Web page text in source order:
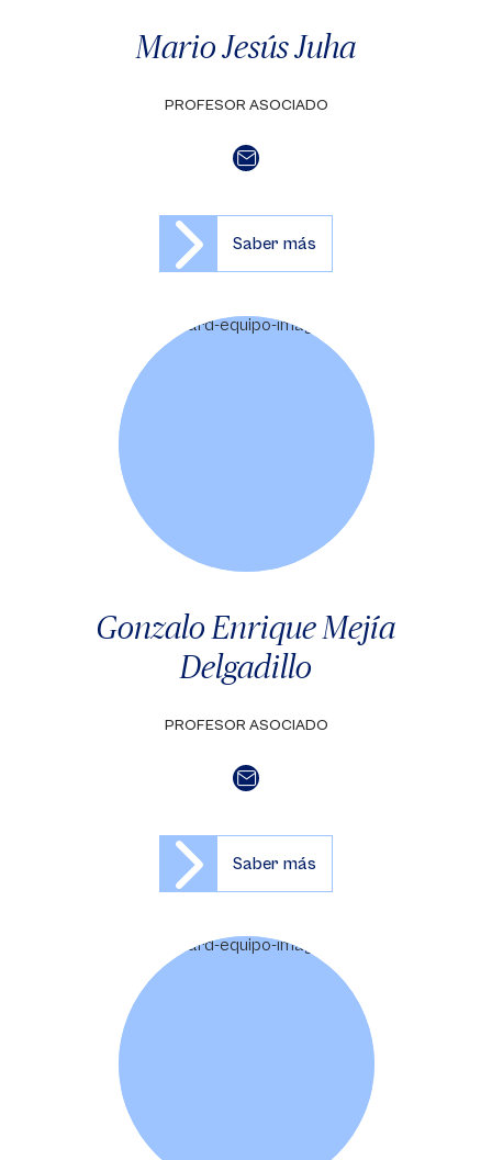
Mario Jesús Juha
PROFESOR ASOCIADO
Saber más
Gonzalo Enrique Mejía
Delgadillo
PROFESOR ASOCIADO
Saber más